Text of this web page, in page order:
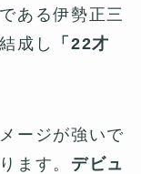
ある伊勢正三
成し
「22才
ージが強いで
ます。 デビュ